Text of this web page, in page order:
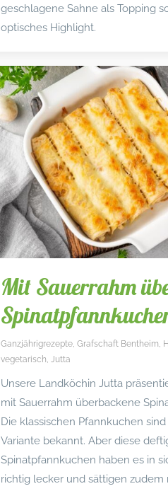
geschlagene Sahne als Topping
optisches Highlight.
Mit Sauerrahm
Ganzjährigrezepte, Grafschaft Bentheim,
vegetarisch, Jutta
Unsere Landköchin Jutta
mit Sauerrahm überbackene
Die klassischen Pfannkuchen
Variante bekannt. Aber diese
Spinatpfannkuchen haben es in
richtig lecker und sättigen zudem